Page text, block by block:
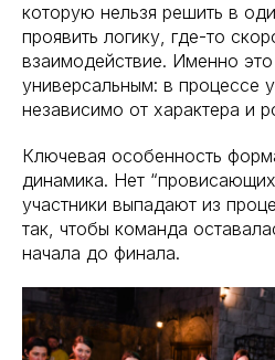
которую нельзя решить в
проявить логику, где-то
взаимодействие. Именно
универсальным: в процессе
независимо от характера и
Ключевая особенность
динамика. Нет
участники выпадают из
так, чтобы команда
начала до финала.